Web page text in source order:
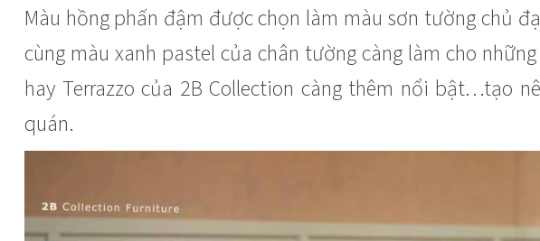
Màu hồng phấn đậm được chọn làm màu sơn tường chủ
cùng màu xanh pastel của chân tường càng làm cho
hay Terrazzo của 2B Collection càng thêm nổi bật…tạo
quán.